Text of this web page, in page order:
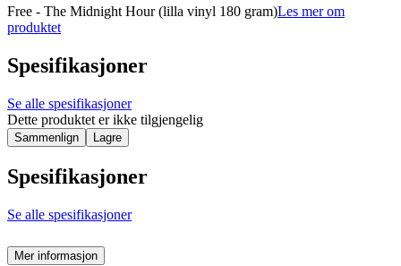
Free - The Midnight Hour (lilla vinyl 180 gram)Les mer om
produktet
Spesifikasjoner
Se alle spesifikasjoner
Dette produktet er ikke tilgjengelig
Sammenlign Lagre
Spesifikasjoner
Se alle spesifikasjoner
Mer informasjon